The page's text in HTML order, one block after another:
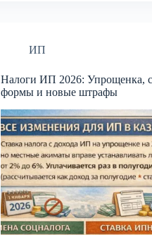
ИП
Налоги ИП 2026: Упрощенка,
формы и новые штрафы